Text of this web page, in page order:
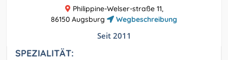
Philippine-Welser-straße 11,
86150 Augsburg
Wegbeschreibung
Seit 2011
SPEZIALITÄT: